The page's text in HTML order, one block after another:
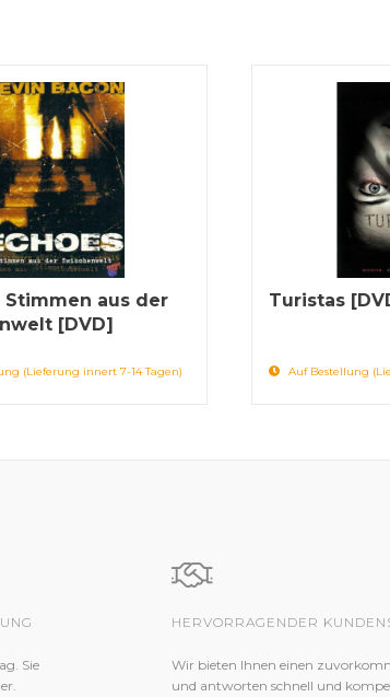
Stimmen aus der
[DVD]
(Lieferung innert 7-14 Tagen)
Turistas
Auf Bestellung
Sie
HERVORRAGENDER
Wir bieten Ihnen einen
und antworten schnell und